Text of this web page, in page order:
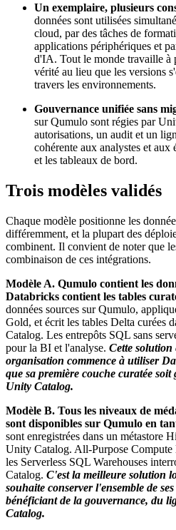
Un exemplaire, plusieurs
données sont utilisées
cloud, par des tâches de
applications périphériques et
d'IA. Tout le monde travaille à
vérité au lieu que les versions
travers les environnements.
Gouvernance unifiée sans
sur Qumulo sont régies par
autorisations, un audit et un
cohérente aux analystes et aux
et les tableaux de bord.
Trois modèles validés
Chaque modèle positionne les
différemment, et la plupart des
combinent. Il convient de noter que
combinaison de ces intégrations.
Modèle A. Qumulo contient les
Databricks contient les tables
données sources sur Qumulo,
Gold, et écrit les tables Delta curées
Catalog. Les entrepôts SQL sans
pour la BI et l'analyse. Cette solution
organisation commence à utiliser
que sa première couche curatée
Unity Catalog.
Modèle B. Tous les niveaux de
sont disponibles sur Qumulo en
sont enregistrées dans un métastore
Unity Catalog. All-Purpose Compute
les Serverless SQL Warehouses
Catalog. C'est la meilleure solution
souhaite conserver l'ensemble de
bénéficiant de la gouvernance, du
Catalog.